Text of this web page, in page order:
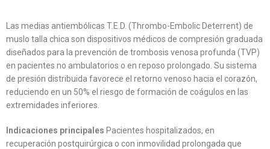
Las medias antiembólicas T.E.D. (Thrombo-Embolic Deterrent) de
muslo talla chica son dispositivos médicos de compresión graduada
diseñados para la prevención de trombosis venosa profunda (TVP)
en pacientes no ambulatorios o en reposo prolongado. Su sistema
de presión distribuida favorece el retorno venoso hacia el corazón,
reduciendo en un 50% el riesgo de formación de coágulos en las
extremidades inferiores.
Indicaciones principales Pacientes hospitalizados, en
recuperación postquirúrgica o con inmovilidad prolongada que